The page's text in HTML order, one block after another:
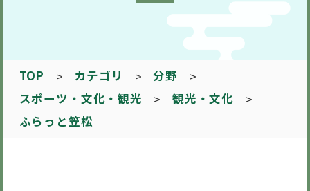
TOP カテゴリ
分野
スポーツ・文化・観光
観光・文化
ふらっと笠松